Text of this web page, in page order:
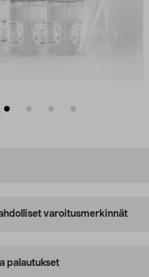
varoitusmerkinnät
palautukset